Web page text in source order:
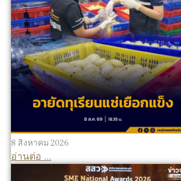
8 สิงหาคม 2026
อ่านต่อ ...